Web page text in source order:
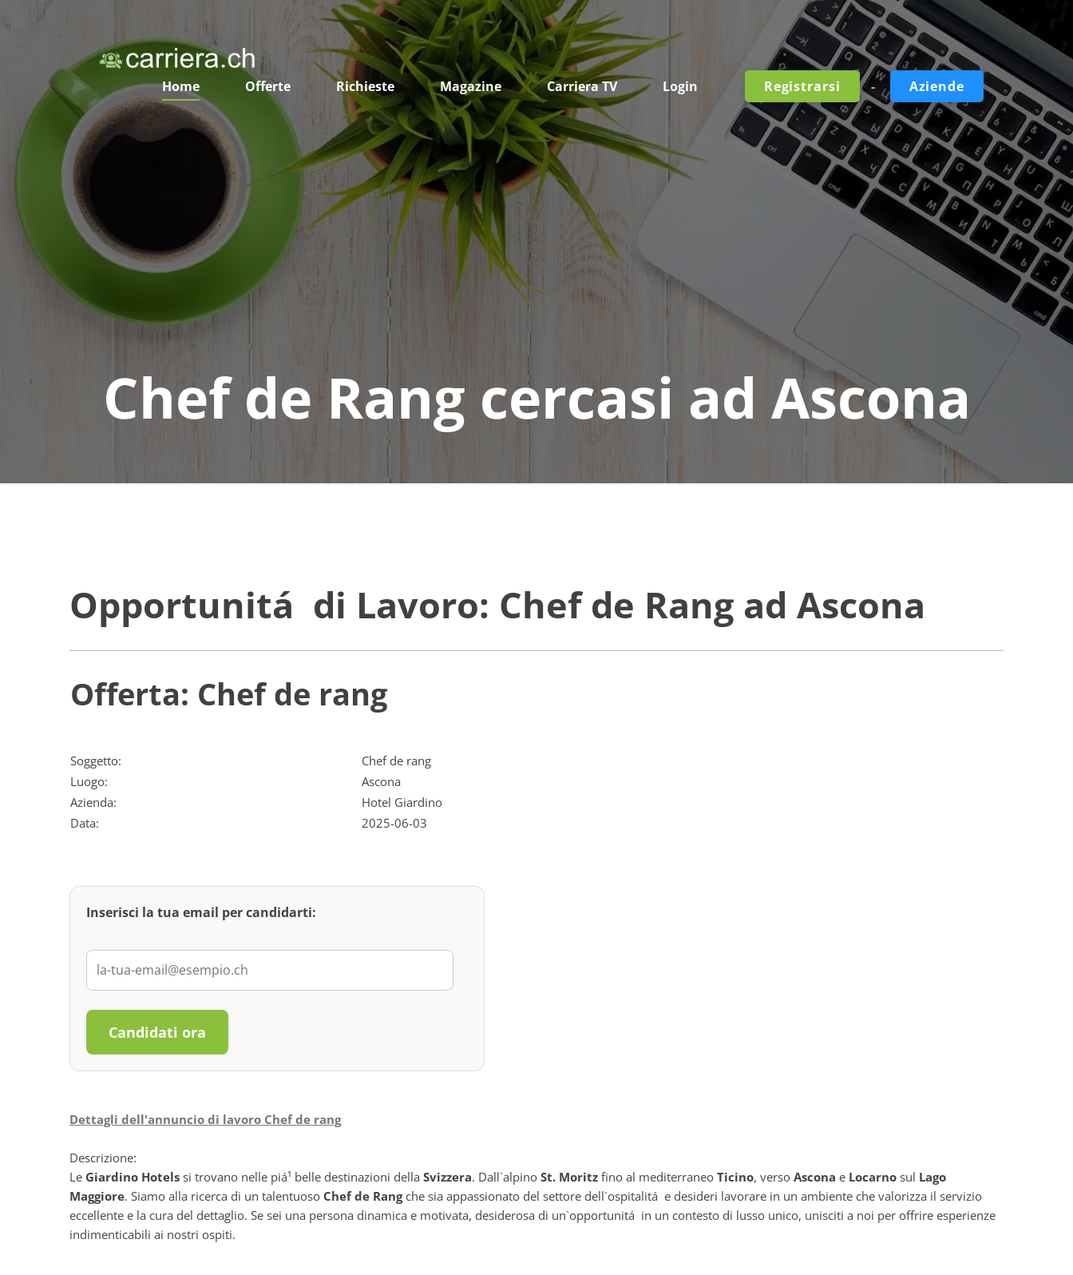
Home Offerte Richieste Magazine Carriera TV Login Registrarsi - Aziende
Chef de Rang cercasi ad Ascona
Opportunitá di Lavoro: Chef de Rang ad Ascona
Offerta: Chef de rang
Soggetto:
Chef de rang
Luogo:
Ascona
Azienda:
Hotel Giardino
Data:
2025-06-03
Inserisci la tua email per candidarti:
Candidati ora
Dettagli dell'annuncio di lavoro Chef de rang
Descrizione:
Le Giardino Hotels si trovano nelle piá¹ belle destinazioni della Svizzera. Dall`alpino St. Moritz fino al mediterraneo Ticino, verso Ascona e Locarno sul Lago
Maggiore. Siamo alla ricerca di un talentuoso Chef de Rangche sia appassionato del settore dell`ospitalitá e desideri lavorare in un ambiente che valorizza il servizio
eccellente e la cura del dettaglio. Se sei una persona dinamica e motivata, desiderosa di un`opportunitá in un contesto di lusso unico, unisciti a noi per offrire esperienze
indimenticabili ai nostri ospiti.